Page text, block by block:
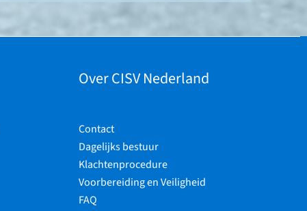
Over CISV Nederland
Contact
Dagelijks bestuur
Klachtenprocedure
Voorbereiding en Veiligheid
FAQ